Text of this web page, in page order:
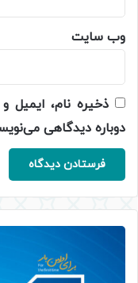
وب‌ سایت
ذخیره نام، ایمیل
دوباره دیدگاهی